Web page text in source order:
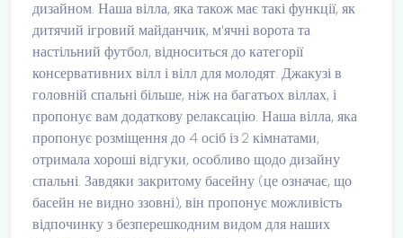
дизайном. Наша вілла, яка також має такі функції, як
дитячий ігровий майданчик, м'ячні ворота та
настільний футбол, відноситься до категорії
консервативних вілл і вілл для молодят. Джакузі в
головній спальні більше, ніж на багатьох віллах, і
пропонує вам додаткову релаксацію. Наша вілла, яка
пропонує розміщення до 4 осіб із 2 кімнатами,
отримала хороші відгуки, особливо щодо дизайну
спальні. Завдяки закритому басейну (це означає, що
басейн не видно ззовні), він пропонує можливість
відпочинку з безперешкодним видом для наших